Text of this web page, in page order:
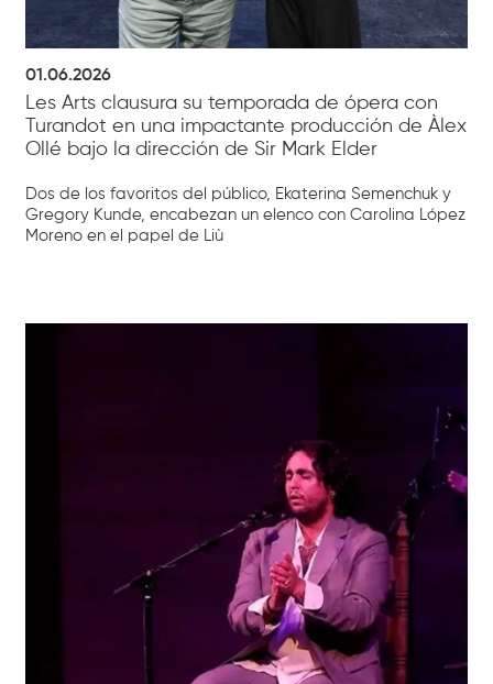
01.06.2026
Les Arts clausura su temporada de ópera con
Turandot en una impactante producción de Àlex
Ollé bajo la dirección de Sir Mark Elder
Dos de los favoritos del público, Ekaterina Semenchuk y
Gregory Kunde, encabezan un elenco con Carolina López
Moreno en el papel de Liù